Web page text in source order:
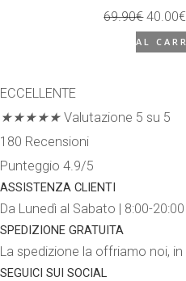
69.90€
Il
prezzo
69.90€.
40.00€
AL
ECCELLENTE
★★★★★ Valutazione 5 su 5
180 Recensioni
Punteggio 4.9/5
ASSISTENZA CLIENTI
Da Lunedì al Sabato | 8:00-20:00
SPEDIZIONE GRATUITA
La spedizione la offriamo noi,
SEGUICI SUI SOCIAL